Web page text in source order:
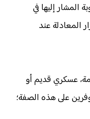
المشار إليها في
المعادلة عند
عسكري قديم أو
على هذه الصفة؛